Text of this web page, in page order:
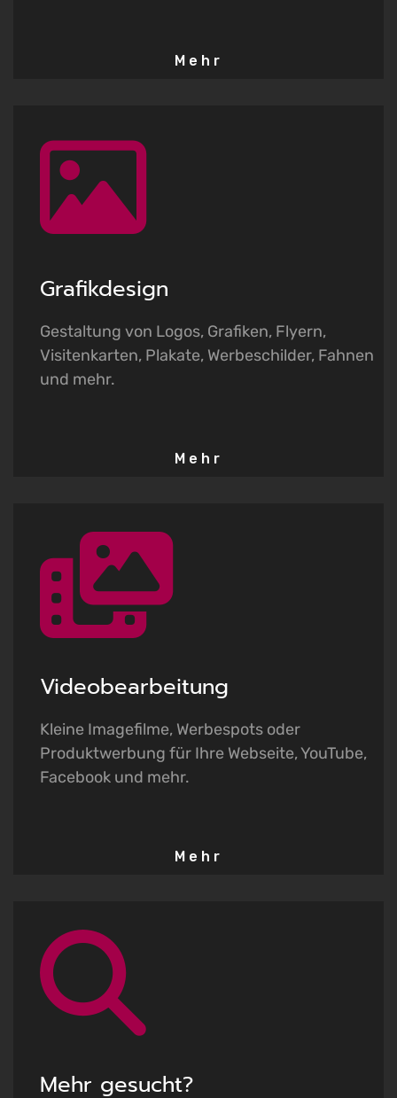
Mehr
Grafikdesign
Gestaltung von Logos, Grafiken, Flyern,
Visitenkarten, Plakate, Werbeschilder, Fahnen
und mehr.
Mehr
Videobearbeitung
Kleine Imagefilme, Werbespots oder
Produktwerbung für Ihre Webseite, YouTube,
Facebook und mehr.
Mehr
Mehr gesucht?